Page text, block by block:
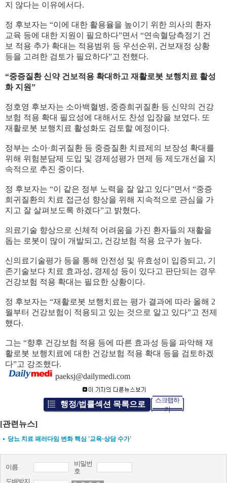
지 않다는 이유에서다.
정 후보자는 “이에 대한 활용율을 높이기 위한 의사의 환자
교육 등에 대한 지원이 필요하다”면서 “연속혈당측정기 건
보 적용 추가 확대는 적용범위 등 우선순위, 건보재정 상황
등을 고려한 검토가 필요하다”고 전했다.
“중증질환 신약 건보적용 확대하고 재활로봇 보행치료 활성
화 지원”
정호영 후보자는 소아백혈병, 중증희귀질환 등 신약의 건강
보험 적용 확대 필요성에 대해서도 찬성 입장을 보였다. 또
재활로봇 보행치료 활성화도 검토할 예정이다.
정부는 소아·희귀질환 등 중증질환 치료제의 보장성 확대를
위해 위험분담제 도입 및 경제성평가 면제 등 제도개선을 지
속적으로 추진 중이다.
정 후보자는 “이 같은 정부 노력을 잘 알고 있다”면서 “중증
희귀질환의 치료 접근성 향상을 위해 지속적으로 관심을 가
지고 잘 살펴보도록 하겠다”고 밝혔다.
의료기술 향상으로 신체적 어려움을 가진 환자들의 재활을
돕는 로봇이 많이 개발되고, 건강보험 적용 요구가 높다.
신의료기술평가 등을 통해 안전성 및 유효성이 입증되고, 기
존기술보다 치료 효과성, 경제성 등이 있다고 판단되는 경우
건강보험 적용 확대는 필요한 상황이다.
정 후보자는 “재활로봇 보행치료는 평가 결과에 따라 올해 2
월부터 건강보험이 적용되고 있는 것으로 알고 있다”고 전제
했다.
그는 “향후 건강보험 적용 등에 따른 효과성 등을 파악해 재
활로봇 보행치료에 대한 건강보험 적용 확대 등을 검토하겠
다”고 강조했다.
paeksj@dailymedi.com
행정/법률섹션 목록으로
스크랩하
기
[관련뉴스]
당뇨 치료 패러다임 변화 핵심 '교육·상담 수가'